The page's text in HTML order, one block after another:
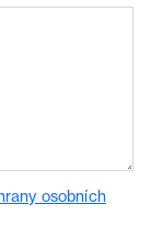
osobních